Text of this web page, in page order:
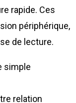
rapide. Ces
périphérique,
de lecture.
simple
relation